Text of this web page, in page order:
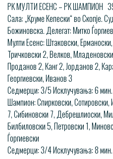
РК МУЛТИ ЕСЕНС – РК ШАМПИОН
Сала: „Круме Кепески“ во Скопје.
Божиновска. Делегат: Митко
Мулти Есенс: Штаковски,
Тричковски 2, Велков,
Проданов 2, Канг 2, Јорданов 2,
Георгиевски, Иванов 3
Седмерци: 3/5 Исклучувања: 6 мин.
Шампион: Спирковски,
7, Сибиновски 7, Дебрешлиоски,
Билбиловски 5, Петровски 1,
Ѓоргиевски
Седмерци: 3/4 Исклучувања: 8 мин.